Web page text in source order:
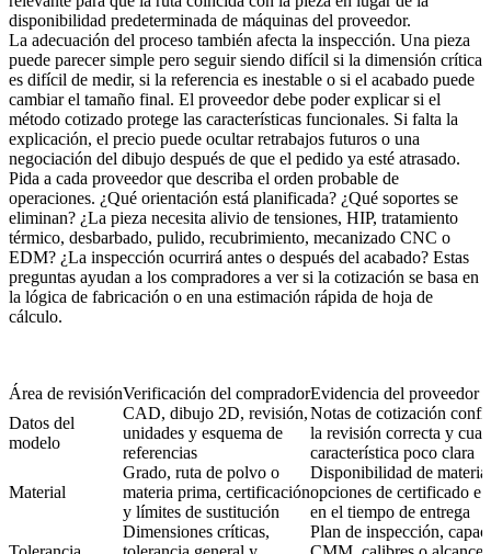
disponibilidad predeterminada de máquinas del proveedor.
La adecuación del proceso también afecta la inspección. Una pieza
puede parecer simple pero seguir siendo difícil si la dimensión crítica
es difícil de medir, si la referencia es inestable o si el acabado puede
cambiar el tamaño final. El proveedor debe poder explicar si el
método cotizado protege las características funcionales. Si falta la
explicación, el precio puede ocultar retrabajos futuros o una
negociación del dibujo después de que el pedido ya esté atrasado.
Pida a cada proveedor que describa el orden probable de
operaciones. ¿Qué orientación está planificada? ¿Qué soportes se
eliminan? ¿La pieza necesita alivio de tensiones, HIP, tratamiento
térmico, desbarbado, pulido, recubrimiento, mecanizado CNC o
EDM? ¿La inspección ocurrirá antes o después del acabado? Estas
preguntas ayudan a los compradores a ver si la cotización se basa en
la lógica de fabricación o en una estimación rápida de hoja de
cálculo.
Área de revisiónVerificación del compradorEvidencia del proveedor
Datos del
modelo
CAD, dibujo 2D, revisión,
unidades y esquema de
referencias
Notas de cotización
la revisión correcta y
característica poco clara
Material
Grado, ruta de polvo o
materia prima, certificación
y límites de sustitución
Disponibilidad de
opciones de certificado e
en el tiempo de entrega
Dimensiones críticas,
Plan de inspección,